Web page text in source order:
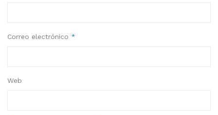
Correo electrónico *
Web